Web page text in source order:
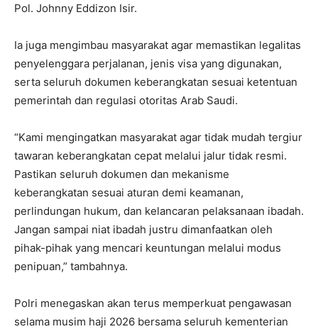
Pol. Johnny Eddizon Isir.
Ia juga mengimbau masyarakat agar memastikan legalitas
penyelenggara perjalanan, jenis visa yang digunakan,
serta seluruh dokumen keberangkatan sesuai ketentuan
pemerintah dan regulasi otoritas Arab Saudi.
“Kami mengingatkan masyarakat agar tidak mudah tergiur
tawaran keberangkatan cepat melalui jalur tidak resmi.
Pastikan seluruh dokumen dan mekanisme
keberangkatan sesuai aturan demi keamanan,
perlindungan hukum, dan kelancaran pelaksanaan ibadah.
Jangan sampai niat ibadah justru dimanfaatkan oleh
pihak-pihak yang mencari keuntungan melalui modus
penipuan,” tambahnya.
Polri menegaskan akan terus memperkuat pengawasan
selama musim haji 2026 bersama seluruh kementerian